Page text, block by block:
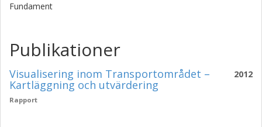
Fundament
Publikationer
2012
Visualisering inom Transportområdet –
Kartläggning och utvärdering
Rapport